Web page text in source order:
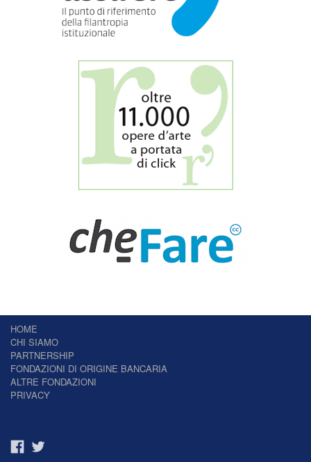
HOME
CHI SIAMO
PARTNERSHIP
FONDAZIONI DI ORIGINE BANCARIA
ALTRE FONDAZIONI
PRIVACY